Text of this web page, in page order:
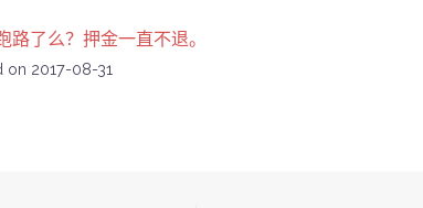
了么？押金一直不退。
on 2017-08-31